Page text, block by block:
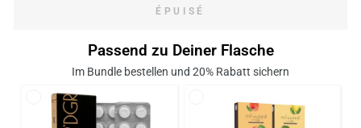
ÉPUISÉ
Passend zu Deiner Flasche
Im Bundle bestellen und 20% Rabatt sichern